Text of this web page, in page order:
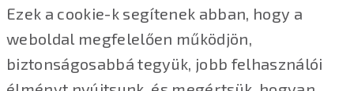
Ezek a cookie-k segítenek abban, hogy a
weboldal megfelelően működjön,
biztonságosabbá tegyük, jobb felhasználói